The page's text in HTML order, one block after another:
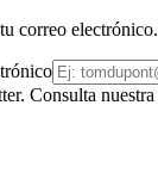
correo electrónico.
Consulta nuestra